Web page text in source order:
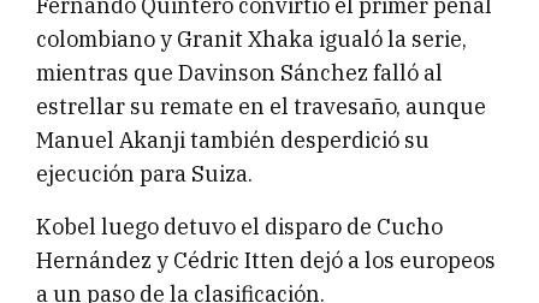
colombiano y Granit Xhaka igualó la serie,
mientras que Davinson Sánchez falló al
estrellar su remate en el travesaño, aunque
Manuel Akanji también desperdició su
ejecución para Suiza.
Kobel luego detuvo el disparo de Cucho
Hernández y Cédric Itten dejó a los europeos
a un paso de la clasificación.